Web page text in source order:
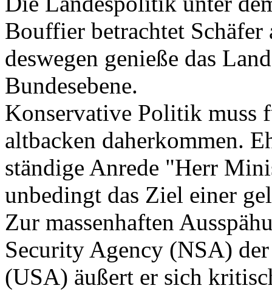
Bouffier betrachtet
deswegen genieße das
Bundesebene.
Konservative Politik muss
altbacken daherkommen.
ständige Anrede "Herr
unbedingt das Ziel einer
Zur massenhaften
Security Agency (NSA)
(USA) äußert er sich